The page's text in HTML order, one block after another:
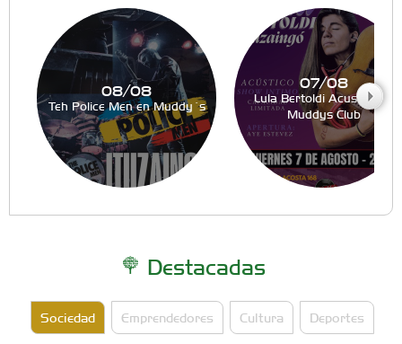
08/08
Teh Police Men en Muddy´s
07/08
Lula Bertoldi Acustico en
Muddys Club
Destacadas
Sociedad Emprendedores Cultura Deportes